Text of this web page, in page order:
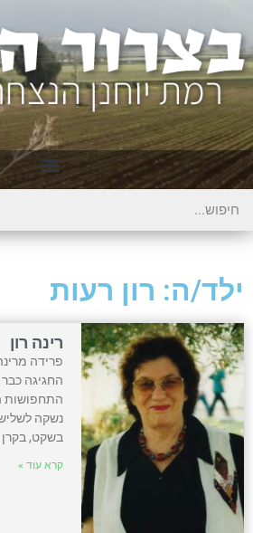
ילד/ה: רון רעות
רינה רון
פרידה
החגיגה
התחפושות
נשקה
בשקט, בקרן
קרא עוד »